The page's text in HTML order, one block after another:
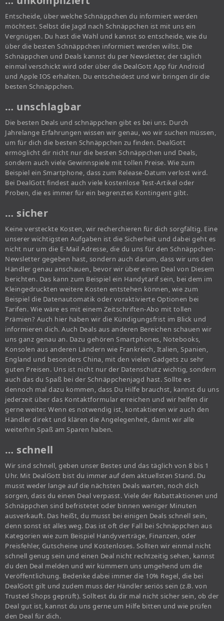
Entscheide, über welche Schnäppchen du informiert werden
möchtest. Selbst die Jagd nach Schnäppchen ist mit uns ein
Vergnügen. Du hast die Wahl und kannst so entscheide, wie du
über die besten Schnäppchen informiert werden willst. Die
Schnäppchen und Deals kannst du per Newsletter, der täglich
einmal verschickt wird oder über die DealGott App für Android
und Apple IOS erhalten. Du entscheidest und wir bringen dir die
besten Schnäppchen.
… unschlagbar
Die besten Deals und schnäppchen gibt es bei uns. Durch
Jahrelange Erfahrungen wissen wir genau, wo wir suchen müssen,
um für dich die besten Schnäppchen zu finden. DealGott
ermöglicht dir nicht nur die besten Schnäppchen und Deals,
sondern auch viele Gewinnspiele mit tollen Preise. Wie zum
Beispiel ein Smartphone, dass zum Release-Datum verlost wird.
Bei DealGott findest auch viele kostenlose Test-Artikel oder
Proben, die es immer für ein begrenztes Kontingent gibt.
… sicher
Keine versteckte Kosten, wir recherchieren für dich sorgfältig. Eine
unserer wichtigsten Aufgaben ist die Sicherheit und dabei geht es
nicht nur um die E-Mail Adresse, die du uns für den Schnäppchen-
Newsletter gegeben hast, sondern auch darum, dass wir uns den
Händler genau anschauen, bevor wir über einen Deal von Diesem
berichten. Das kann zum Beispiel ein Handytarif sein, bei dem im
Kleingedruckten weitere Kosten entstehen können, wie zum
Beispiel die Datenautomatik oder voraktivierte Optionen bei
Tarifen. Wie wäre es mit einem Zeitschriften-Abo mit tollen
Prämien? Auch hier haben wir die Kündigungsfrist im Blick und
informieren dich. Auch Deals aus anderen Bereichen schauen wir
uns ganz genau an. Dazu gehören Smartphones, Notebooks,
Konsolen aus anderen Ländern wie Frankreich, Italien, Spanien,
England und besonders China, mit den vielen Gadgets zu sehr
guten Preisen. Uns ist nicht nur der Datenschutz wichtig, sondern
auch das du Spaß bei der Schnäppchenjagd hast. Sollte es
dennoch mal dazu kommen, dass Du Hilfe brauchst, kannst du uns
jederzeit über das Kontaktformular erreichen und wir helfen dir
gerne weiter. Wenn es notwendig ist, kontaktieren wir auch den
Händler direkt und klären die Angelegenheit, damit wir alle
weiterhin Spaß am Sparen haben.
… schnell
Wir sind schnell, geben unser Bestes und das täglich von 8 bis 1
Uhr. Mit DealGott bist du immer auf dem aktuellsten Stand. Du
musst weder lange auf die nächsten Deals warten, noch dich
sorgen, dass du einen Deal verpasst. Viele der Rabattaktionen und
Schnäppchen sind befristetet oder binnen weniger Minuten
ausverkauft. Das heißt, du musst bei einigen Deals schnell sein,
denn sonst ist alles weg. Das ist oft der Fall bei Schnäppchen aus
Kategorien wie zum Beispiel Handyverträge, Finanzen, oder
Preisfehler, Gutscheine und Kostenloses. Sollten wir einmal nicht
schnell genug sein und einen Deal nicht rechtzeitig sehen, kannst
du den Deal melden und wir kümmern uns umgehend um die
Veröffentlichung. Bedenke dabei immer die 10% Regel, die bei
DealGott gilt und zudem muss der Händler seriös sein (z.B. von
Trusted Shops geprüft). Solltest du dir mal nicht sicher sein, ob der
Deal gut ist, kannst du uns gerne um Hilfe bitten und wie prüfen
den Deal für dich.